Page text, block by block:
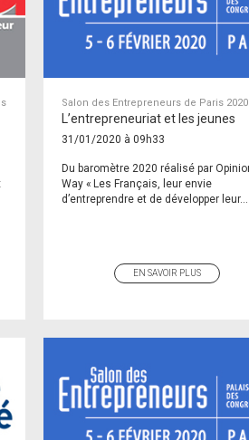
Salon des Entrepreneurs de Paris 2020
L’entrepreneuriat et les jeunes
31/01/2020 à 09h33
Du baromètre 2020 réalisé par
Way « Les Français, leur envie
d’entreprendre et de développer leur...
EN SAVOIR PLUS